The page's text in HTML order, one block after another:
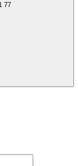
+7 (903) 186 41 77